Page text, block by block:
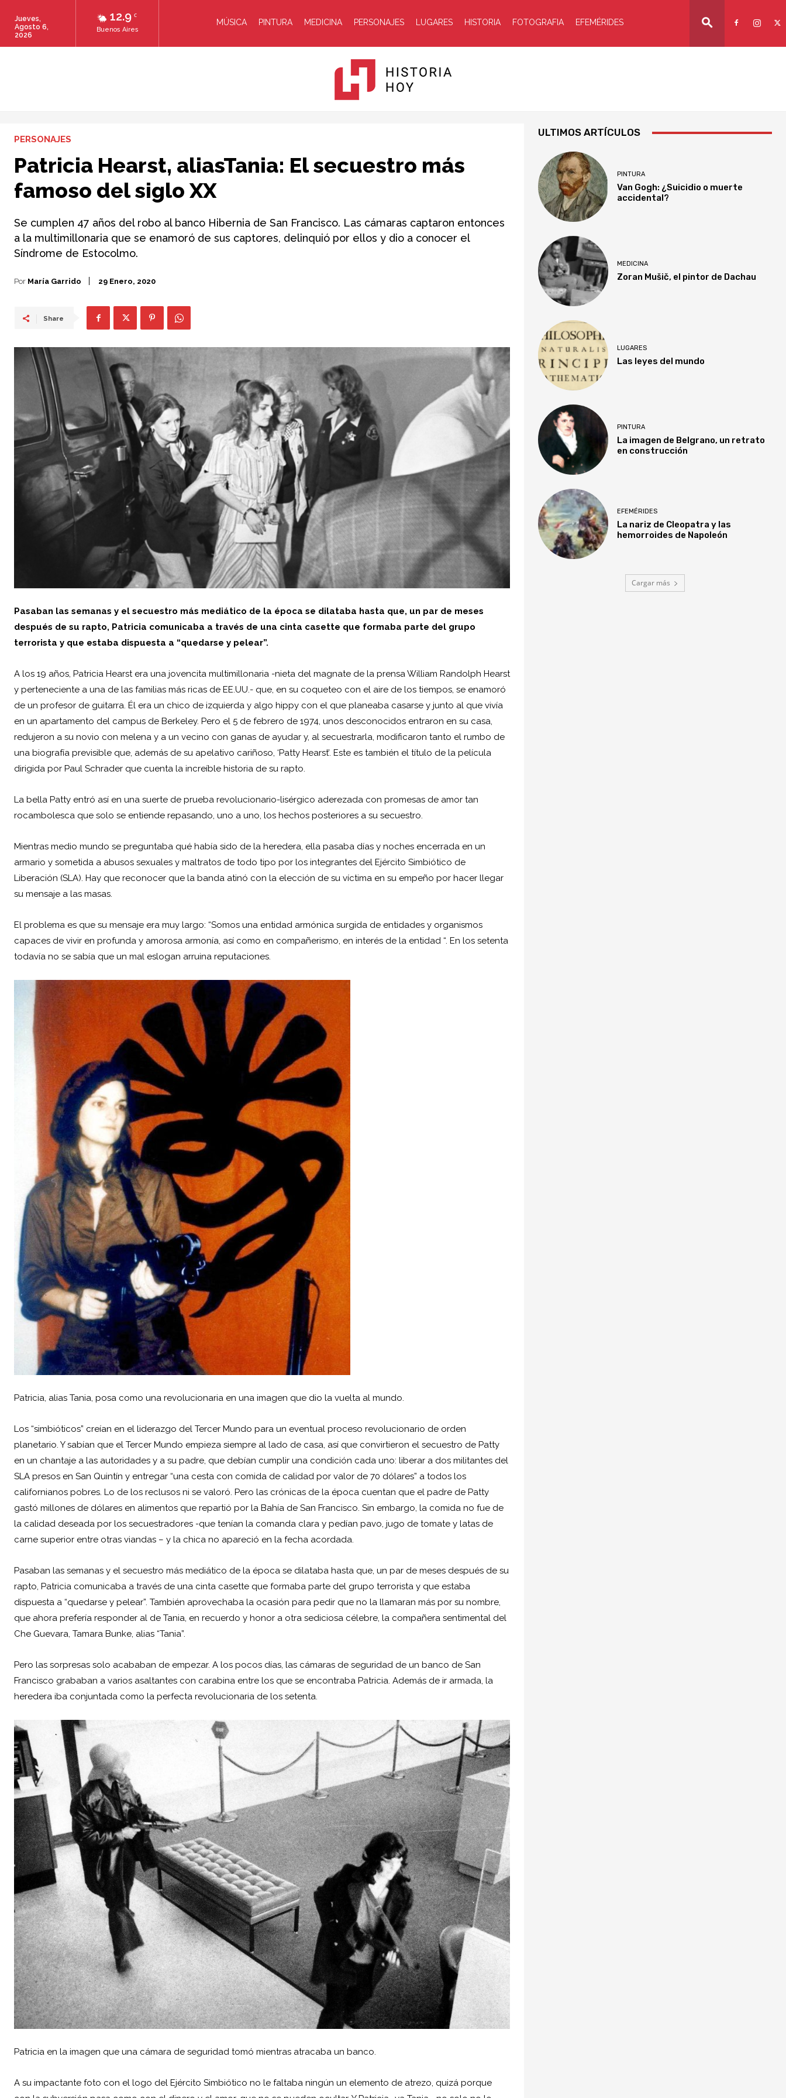
12.9 C
Buenos Aires
Jueves,
Agosto 6,
2026
MÚSICA PINTURA MEDICINA PERSONAJES LUGARES HISTORIA FOTOGRAFIA EFEMÉRIDES
Hoy
PERSONAJES
Patricia Hearst, aliasTania: El secuestro más
famoso del siglo XX
Se cumplen 47 años del robo al banco Hibernia de San Francisco. Las cámaras captaron entonces
a la multimillonaria que se enamoró de sus captores, delinquió por ellos y dio a conocer el
Síndrome de Estocolmo.
Por María Garrido 29 Enero, 2020
Share
Pasaban las semanas y el secuestro más mediático de la época se dilataba hasta que, un par de meses
después de su rapto, Patricia comunicaba a través de una cinta casette que formaba parte del grupo
terrorista y que estaba dispuesta a “quedarse y pelear”.
A los 19 años, Patricia Hearst era una jovencita multimillonaria -nieta del magnate de la prensaWilliam Randolph Hearst
y perteneciente a una de las familias más ricas de EE.UU.- que, en su coqueteo con el aire de los tiempos, se enamoró
de un profesor de guitarra. Él era un chico de izquierda y algo hippy con el que planeaba casarse y junto al que vivía
en un apartamento del campus de Berkeley. Pero el 5 de febrero de 1974, unos desconocidos entraron en su casa,
redujeron a su novio con melena y a un vecino con ganas de ayudar y, al secuestrarla, modificaron tanto el rumbo de
una biografía previsible que, además de su apelativo cariñoso, ‘Patty Hearst’. Este es también el título de la película
dirigida por Paul Schrader que cuenta la increíble historia de su rapto.
La bella Patty entró así en una suerte de prueba revolucionario-lisérgico aderezada con promesas de amor tan
rocambolesca que solo se entiende repasando, uno a uno, los hechos posteriores a su secuestro.
Mientras medio mundo se preguntaba qué había sido de la heredera, ella pasaba días y noches encerrada en un
armario y sometida a abusos sexuales y maltratos de todo tipo por los integrantes del Ejército Simbiótico de
Liberación (SLA). Hay que reconocer que la banda atinó con la elección de su víctima en su empeño por hacer llegar
su mensaje a las masas.
El problema es que su mensaje era muy largo: “Somos una entidad armónica surgida de entidades y organismos
capaces de vivir en profunda y amorosa armonía, así como en compañerismo, en interés de la entidad “. En los setenta
todavía no se sabía que un mal eslogan arruina reputaciones.
Patricia, alias Tania, posa como una revolucionaria en una imagen que dio la vuelta al mundo.
Los “simbióticos” creían en el liderazgo del Tercer Mundo para un eventual proceso revolucionario de orden
planetario. Y sabían que el Tercer Mundo empieza siempre al lado de casa, así que convirtieron el secuestro de Patty
en un chantaje a las autoridades y a su padre, que debían cumplir una condición cada uno: liberar a dos militantes del
SLA presos en San Quintín y entregar “una cesta con comida de calidad por valor de 70 dólares” a todos los
californianos pobres. Lo de los reclusos ni se valoró. Pero las crónicas de la época cuentan que el padre de Patty
gastó millones de dólares en alimentos que repartió por la Bahía de San Francisco. Sin embargo, la comida no fue de
la calidad deseada por los secuestradores -que tenían la comanda clara y pedían pavo, jugo de tomate y latas de
carne superior entre otras viandas – y la chica no apareció en la fecha acordada.
Pasaban las semanas y el secuestro más mediático de la época se dilataba hasta que, un par de meses después de su
rapto, Patricia comunicaba a través de una cinta casette que formaba parte del grupo terrorista y que estaba
dispuesta a “quedarse y pelear”. También aprovechaba la ocasión para pedir que no la llamaran más por su nombre,
que ahora prefería responder al de Tania, en recuerdo y honor a otra sediciosa célebre, la compañera sentimental del
Che Guevara, Tamara Bunke, alias “Tania”.
Pero las sorpresas solo acababan de empezar. A los pocos días, las cámaras de seguridad de un banco de San
Francisco grababan a varios asaltantes con carabina entre los que se encontraba Patricia. Además de ir armada, la
heredera iba conjuntada como la perfecta revolucionaria de los setenta.
Patricia en la imagen que una cámara de seguridad tomó mientras atracaba un banco.
A su impactante foto con el logo del Ejército Simbiótico no le faltaba ningún un elemento de atrezo, quizá porque
ULTIMOS ARTÍCULOS
PINTURA
Van Gogh: ¿Suicidio o muerte
accidental?
MEDICINA
Zoran Mušič, el pintor de Dachau
LUGARES
Las leyes del mundo
PINTURA
La imagen de Belgrano, un retrato
en construcción
EFEMÉRIDES
La nariz de Cleopatra y las
hemorroides de Napoleón
Cargar más